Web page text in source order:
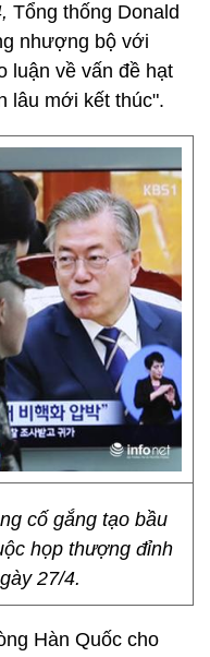
Tổng thống Donald
nhượng bộ với
luận về vấn đề hạt
lâu mới kết thúc".
cố gắng tạo bầu
họp thượng đỉnh
27/4.
Hàn Quốc cho